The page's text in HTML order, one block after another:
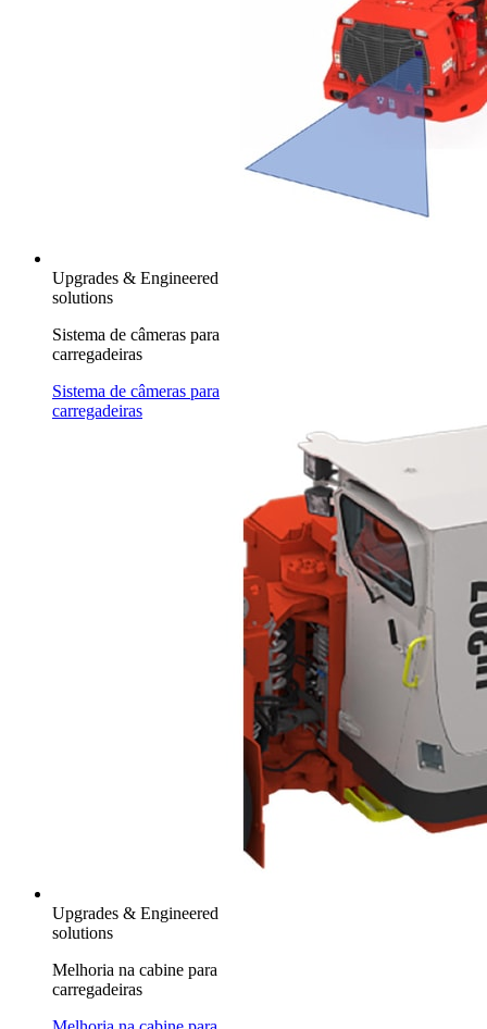
Upgrades & Engineered
solutions
Sistema de câmeras para
carregadeiras
Sistema de câmeras para
carregadeiras
Upgrades & Engineered
solutions
Melhoria na cabine para
carregadeiras